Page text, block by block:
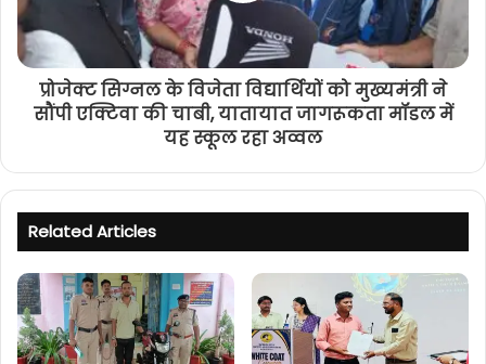
प्रोजेक्ट सिग्नल के विजेता विद्यार्थियों को मुख्यमंत्री ने
सौंपी एक्टिवा की चाबी, यातायात जागरूकता मॉडल में
यह स्कूल रहा अव्वल
Related Articles